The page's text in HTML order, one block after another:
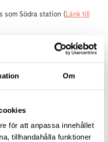
Om
för att anpassa innehållet
tillhandahålla funktioner
som Södra station (Länk till
timme och 48 minuter. Stor
Läsk eller ramlösa kostar
14/11 mejla